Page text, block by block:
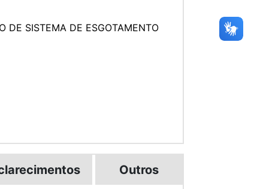
DE SISTEMA DE ESGOTAMENTO
Outros